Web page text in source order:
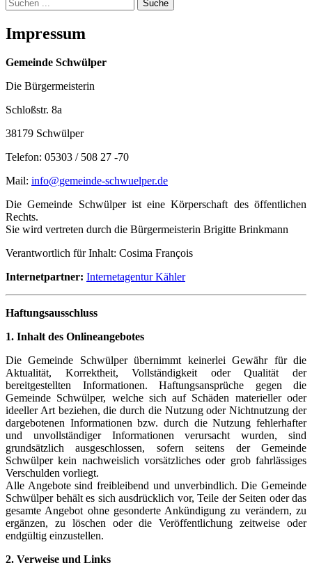
Suche
Impressum
Gemeinde Schwülper
Die Bürgermeisterin
Schloßstr. 8a
38179 Schwülper
Telefon: 05303 / 508 27 -70
Mail: info@gemeinde-schwuelper.de
Die Gemeinde Schwülper ist eine Körperschaft des öffentlichen
Rechts.
Sie wird vertreten durch die Bürgermeisterin Brigitte Brinkmann
Verantwortlich für Inhalt: Cosima François
Internetpartner: Internetagentur Kähler
Haftungsausschluss
1. Inhalt des Onlineangebotes
Die Gemeinde Schwülper übernimmt keinerlei Gewähr für die
Aktualität, Korrektheit, Vollständigkeit oder Qualität der
bereitgestellten Informationen. Haftungsansprüche gegen die
Gemeinde Schwülper, welche sich auf Schäden materieller oder
ideeller Art beziehen, die durch die Nutzung oder Nichtnutzung der
dargebotenen Informationen bzw. durch die Nutzung fehlerhafter
und unvollständiger Informationen verursacht wurden, sind
grundsätzlich ausgeschlossen, sofern seitens der Gemeinde
Schwülper kein nachweislich vorsätzliches oder grob fahrlässiges
Verschulden vorliegt.
Alle Angebote sind freibleibend und unverbindlich. Die Gemeinde
Schwülper behält es sich ausdrücklich vor, Teile der Seiten oder das
gesamte Angebot ohne gesonderte Ankündigung zu verändern, zu
ergänzen, zu löschen oder die Veröffentlichung zeitweise oder
endgültig einzustellen.
2. Verweise und Links